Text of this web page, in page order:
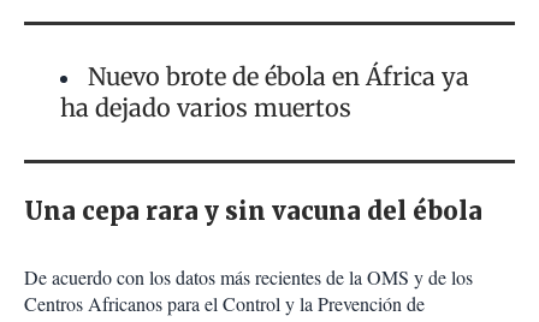
Nuevo brote de ébola en África ya
ha dejado varios muertos
Una cepa rara y sin vacuna del ébola
De acuerdo con los datos más recientes de la OMS y de los
Centros Africanos para el Control y la Prevención de